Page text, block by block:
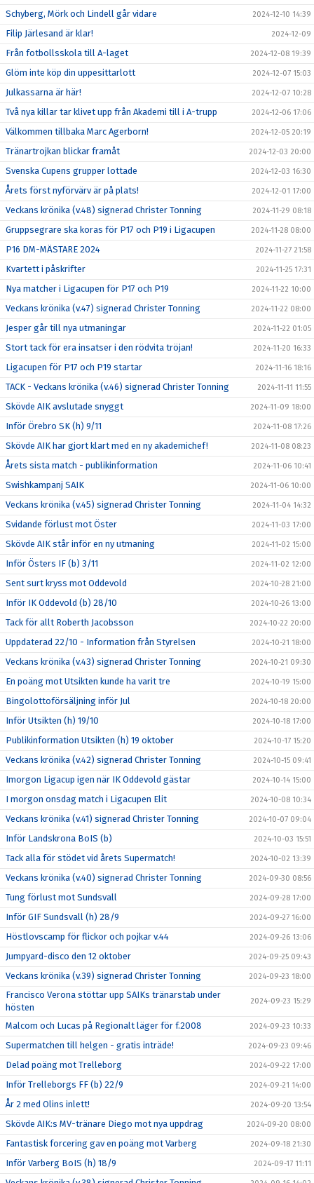
Schyberg, Mörk och Lindell går vidare 2024-12-10 14:39
Filip Järlesand är klar! 2024-12-09
Från fotbollsskola till A-laget 2024-12-08 19:39
Glöm inte köp din uppesittarlott 2024-12-07 15:03
Julkassarna är här! 2024-12-07 10:28
Två nya killar tar klivet upp från Akademi till i A-trupp 2024-12-06 17:06
Välkommen tillbaka Marc Agerborn! 2024-12-05 20:19
Tränartrojkan blickar framåt 2024-12-03 20:00
Svenska Cupens grupper lottade 2024-12-03 16:30
Årets först nyförvärv är på plats! 2024-12-01 17:00
Veckans krönika (v.48) signerad Christer Tonning 2024-11-29 08:18
Gruppsegrare ska koras för P17 och P19 i Ligacupen 2024-11-28 08:00
P16 DM-MÄSTARE 2024 2024-11-27 21:58
Kvartett i påskrifter 2024-11-25 17:31
Nya matcher i Ligacupen för P17 och P19 2024-11-22 10:00
Veckans krönika (v.47) signerad Christer Tonning 2024-11-22 08:00
Jesper går till nya utmaningar 2024-11-22 01:05
Stort tack för era insatser i den rödvita tröjan! 2024-11-20 16:33
Ligacupen för P17 och P19 startar 2024-11-16 18:16
TACK - Veckans krönika (v.46) signerad Christer Tonning 2024-11-11 11:55
Skövde AIK avslutade snyggt 2024-11-09 18:00
Inför Örebro SK (h) 9/11 2024-11-08 17:26
Skövde AIK har gjort klart med en ny akademichef! 2024-11-08 08:23
Årets sista match - publikinformation 2024-11-06 10:41
Swishkampanj SAIK 2024-11-06 10:00
Veckans krönika (v.45) signerad Christer Tonning 2024-11-04 14:32
Svidande förlust mot Öster 2024-11-03 17:00
Skövde AIK står inför en ny utmaning 2024-11-02 15:00
Inför Östers IF (b) 3/11 2024-11-02 12:00
Sent surt kryss mot Oddevold 2024-10-28 21:00
Inför IK Oddevold (b) 28/10 2024-10-26 13:00
Tack för allt Roberth Jacobsson 2024-10-22 20:00
Uppdaterad 22/10 - Information från Styrelsen 2024-10-21 18:00
Veckans krönika (v.43) signerad Christer Tonning 2024-10-21 09:30
En poäng mot Utsikten kunde ha varit tre 2024-10-19 15:00
Bingolottoförsäljning inför Jul 2024-10-18 20:00
Inför Utsikten (h) 19/10 2024-10-18 17:00
Publikinformation Utsikten (h) 19 oktober 2024-10-17 15:20
Veckans krönika (v.42) signerad Christer Tonning 2024-10-15 09:41
Imorgon Ligacup igen när IK Oddevold gästar 2024-10-14 15:00
I morgon onsdag match i Ligacupen Elit 2024-10-08 10:34
Veckans krönika (v.41) signerad Christer Tonning 2024-10-07 09:04
Inför Landskrona BoIS (b) 2024-10-03 15:51
Tack alla för stödet vid årets Supermatch! 2024-10-02 13:39
Veckans krönika (v.40) signerad Christer Tonning 2024-09-30 08:56
Tung förlust mot Sundsvall 2024-09-28 17:00
Inför GIF Sundsvall (h) 28/9 2024-09-27 16:00
Höstlovscamp för flickor och pojkar v.44 2024-09-26 13:06
Jumpyard-disco den 12 oktober 2024-09-25 09:43
Veckans krönika (v.39) signerad Christer Tonning 2024-09-23 18:00
Francisco Verona stöttar upp SAIKs tränarstab under
hösten
2024-09-23 15:29
Malcom och Lucas på Regionalt läger för f.2008 2024-09-23 10:33
Supermatchen till helgen - gratis inträde! 2024-09-23 09:46
Delad poäng mot Trelleborg 2024-09-22 17:00
Inför Trelleborgs FF (b) 22/9 2024-09-21 14:00
År 2 med Olins inlett! 2024-09-20 13:54
Skövde AIK:s MV-tränare Diego mot nya uppdrag 2024-09-20 08:00
Fantastisk forcering gav en poäng mot Varberg 2024-09-18 21:30
Inför Varberg BoIS (h) 18/9 2024-09-17 11:11